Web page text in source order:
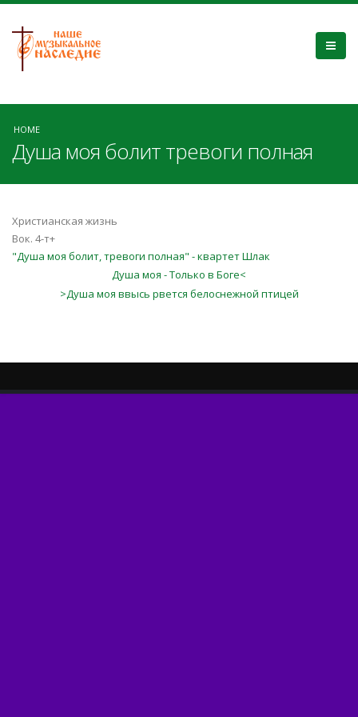
HOME
Душа моя болит тревоги полная
Христианская жизнь
Вок. 4-т+
"Душа моя болит, тревоги полная" - квартет Шлак
Душа моя - Только в Боге<
>Душа моя ввысь рвется белоснежной птицей